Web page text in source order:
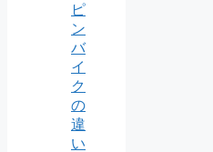
ピ
ン
バ
イ
ク
の
違
い